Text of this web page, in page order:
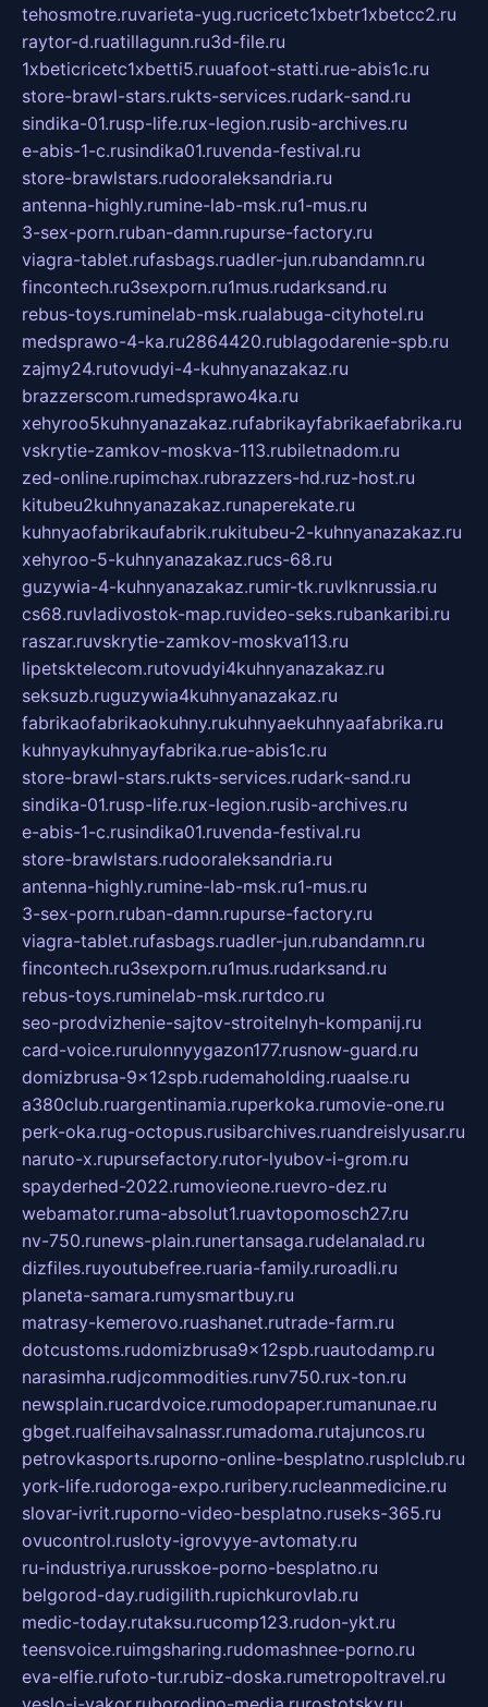
tehosmotre.ruvarieta-yug.rucricetc1xbetr1xbetcc2.ru
raytor-d.ruatillagunn.ru3d-file.ru
1xbeticricetc1xbetti5.ruuafoot-statti.rue-abis1c.ru
store-brawl-stars.rukts-services.rudark-sand.ru
sindika-01.rusp-life.rux-legion.rusib-archives.ru
e-abis-1-c.rusindika01.ruvenda-festival.ru
store-brawlstars.rudooraleksandria.ru
antenna-highly.rumine-lab-msk.ru1-mus.ru
3-sex-porn.ruban-damn.rupurse-factory.ru
viagra-tablet.rufasbags.ruadler-jun.rubandamn.ru
fincontech.ru3sexporn.ru1mus.rudarksand.ru
rebus-toys.ruminelab-msk.rualabuga-cityhotel.ru
medsprawo-4-ka.ru2864420.rublagodarenie-spb.ru
zajmy24.rutovudyi-4-kuhnyanazakaz.ru
brazzerscom.rumedsprawo4ka.ru
xehyroo5kuhnyanazakaz.rufabrikayfabrikaefabrika.ru
vskrytie-zamkov-moskva-113.rubiletnadom.ru
zed-online.rupimchax.rubrazzers-hd.ruz-host.ru
kitubeu2kuhnyanazakaz.runaperekate.ru
kuhnyaofabrikaufabrik.rukitubeu-2-kuhnyanazakaz.ru
xehyroo-5-kuhnyanazakaz.rucs-68.ru
guzywia-4-kuhnyanazakaz.rumir-tk.ruvlknrussia.ru
cs68.ruvladivostok-map.ruvideo-seks.rubankaribi.ru
raszar.ruvskrytie-zamkov-moskva113.ru
lipetsktelecom.rutovudyi4kuhnyanazakaz.ru
seksuzb.ruguzywia4kuhnyanazakaz.ru
fabrikaofabrikaokuhny.rukuhnyaekuhnyaafabrika.ru
kuhnyaykuhnyayfabrika.rue-abis1c.ru
store-brawl-stars.rukts-services.rudark-sand.ru
sindika-01.rusp-life.rux-legion.rusib-archives.ru
e-abis-1-c.rusindika01.ruvenda-festival.ru
store-brawlstars.rudooraleksandria.ru
antenna-highly.rumine-lab-msk.ru1-mus.ru
3-sex-porn.ruban-damn.rupurse-factory.ru
viagra-tablet.rufasbags.ruadler-jun.rubandamn.ru
fincontech.ru3sexporn.ru1mus.rudarksand.ru
rebus-toys.ruminelab-msk.rurtdco.ru
seo-prodvizhenie-sajtov-stroitelnyh-kompanij.ru
card-voice.rurulonnyygazon177.rusnow-guard.ru
domizbrusa-9x12spb.rudemaholding.ruaalse.ru
a380club.ruargentinamia.ruperkoka.rumovie-one.ru
perk-oka.rug-octopus.rusibarchives.ruandreislyusar.ru
naruto-x.rupursefactory.rutor-lyubov-i-grom.ru
spayderhed-2022.rumovieone.ruevro-dez.ru
webamator.ruma-absolut1.ruavtopomosch27.ru
nv-750.runews-plain.runertansaga.rudelanalad.ru
dizfiles.ruyoutubefree.ruaria-family.ruroadli.ru
planeta-samara.rumysmartbuy.ru
matrasy-kemerovo.ruashanet.rutrade-farm.ru
dotcustoms.rudomizbrusa9x12spb.ruautodamp.ru
narasimha.rudjcommodities.runv750.rux-ton.ru
newsplain.rucardvoice.rumodopaper.rumanunae.ru
gbget.rualfeihavsalnassr.rumadoma.rutajuncos.ru
petrovkasports.ruporno-online-besplatno.rusplclub.ru
york-life.rudoroga-expo.ruribery.rucleanmedicine.ru
slovar-ivrit.ruporno-video-besplatno.ruseks-365.ru
ovucontrol.rusloty-igrovyye-avtomaty.ru
ru-industriya.rurusskoe-porno-besplatno.ru
belgorod-day.rudigilith.rupichkurovlab.ru
medic-today.rutaksu.rucomp123.rudon-ykt.ru
teensvoice.ruimgsharing.rudomashnee-porno.ru
eva-elfie.rufoto-tur.rubiz-doska.rumetropoltravel.ru